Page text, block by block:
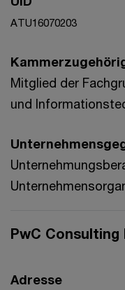
ATU16070203
Mitglied der
und
PwC Consulting
Adresse